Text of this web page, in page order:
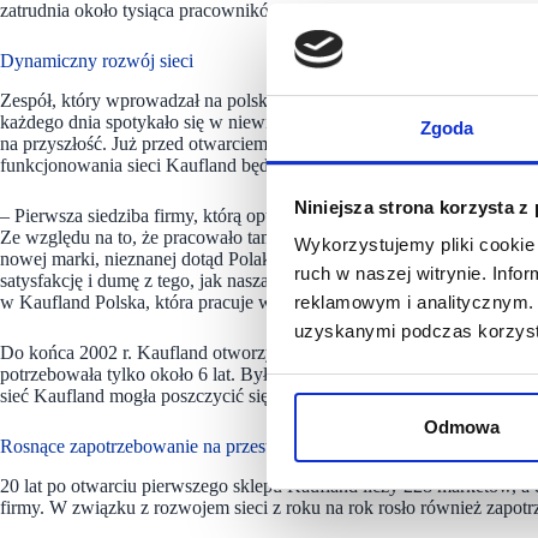
Zgoda
Niniejsza strona korzysta z
Wykorzystujemy pliki
ruch w naszej witrynie.
reklamowym i
uzyskanymi podczas
Odmowa
zatrudnia około tysiąca pracowników logistycznych.
Dynamiczny rozwój sieci
Zespół, który wprowadzał na polski rynek markę Kaufland,
każdego dnia spotykało się w niewielkim biurze przy ul. Traugutta we
na przyszłość. Już przed otwarciem pierwszego sklepu w Polsce
funkcjonowania sieci Kaufland będzie dynamiczna ekspansja.
– Pierwsza siedziba firmy, którą opuściliśmy po niespełna pół roku,
Ze względu na to, że pracowało tam jedynie kilkanaście osób,
nowej marki, nieznanej dotąd Polakom, było dla nas niezwykle
satysfakcję i dumę z tego, jak nasza firma wygląda po 20 latach –
w Kaufland Polska, która pracuje w sieci od początku istnienia marki
Do końca 2002 r. Kaufland otworzył na polskim rynku 17 marketów
potrzebowała tylko około 6 lat. Był to market w Tarnowskich
sieć Kaufland mogła poszczycić się już 150 placówkami w różnych
Rosnące zapotrzebowanie na przestrzeń magazynową
20 lat po otwarciu pierwszego sklepu Kaufland liczy 228 marketów,
firmy. W związku z rozwojem sieci z roku na rok rosło również